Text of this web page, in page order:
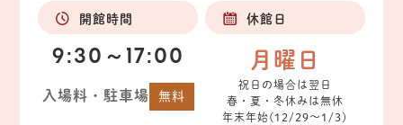
開館時間
9:30～17:00
入場料・駐車場 無料
休館日
月曜日
祝日の場合は翌日
春・夏・冬休みは無休
年末年始(12/29～1/3)